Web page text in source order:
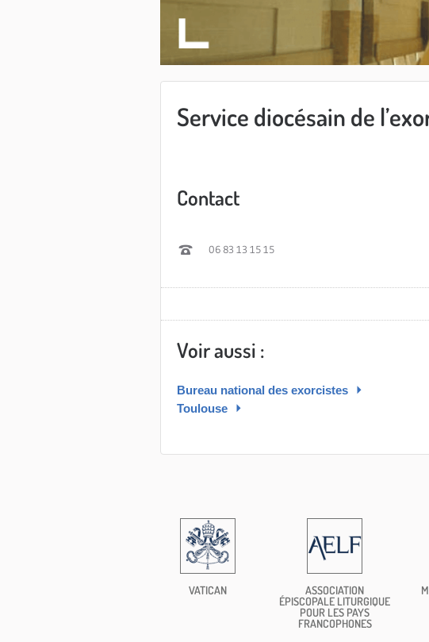
Service diocésain de
Contact
06 83 13 15 15
Voir aussi :
Bureau national des exorcistes
Toulouse
VATICAN
ASSOCIATION
ÉPISCOPALE LITURGIQUE
POUR LES PAYS
FRANCOPHONES